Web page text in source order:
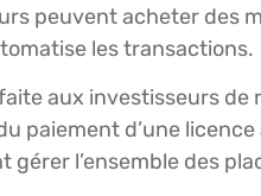
peuvent acheter des
les transactions.
aux investisseurs
paiement d’une
gérer l’ensemble des